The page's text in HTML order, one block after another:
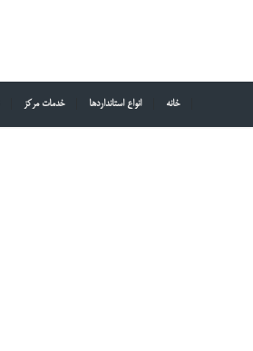
خانه انواع استانداردها خدمات مرکز